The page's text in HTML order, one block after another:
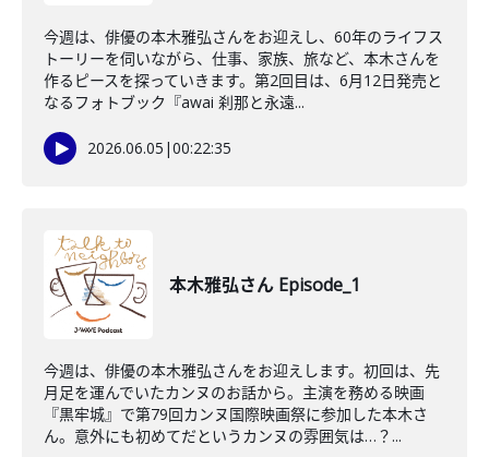
今週は、俳優の本木雅弘さんをお迎えし、60年のライフス
トーリーを伺いながら、仕事、家族、旅など、本木さんを
作るピースを探っていきます。第2回目は、6月12日発売と
なるフォトブック『awai 刹那と永遠...
2026.06.05 |00:22:35
本木雅弘さん Episode_1
今週は、俳優の本木雅弘さんをお迎えします。初回は、先
月足を運んでいたカンヌのお話から。主演を務める映画
『黒牢城』で第79回カンヌ国際映画祭に参加した本木さ
ん。意外にも初めてだというカンヌの雰囲気は…？...